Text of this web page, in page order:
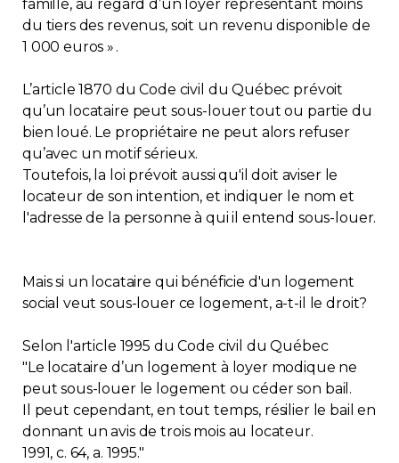
App APQ
Médias
FAQ
Zone Membres
Français
Contact
famille, au regard d’un loyer représentant moins
du tiers des revenus, soit un revenu disponible de
1 000 euros » .
L’article 1870 du Code civil du Québec prévoit
qu’un locataire peut sous-louer tout ou partie du
bien loué. Le propriétaire ne peut alors refuser
qu’avec un motif sérieux.
Toutefois, la loi prévoit aussi qu'il doit aviser le
locateur de son intention, et indiquer le nom et
l'adresse de la personne à qui il entend sous-louer.
Mais si un locataire qui bénéficie d'un logement
social veut sous-louer ce logement, a-t-il le droit?
Selon l'article 1995 du Code civil du Québec
"Le locataire d’un logement à loyer modique ne
peut sous-louer le logement ou céder son bail.
Il peut cependant, en tout temps, résilier le bail en
donnant un avis de trois mois au locateur.
1991, c. 64, a. 1995."